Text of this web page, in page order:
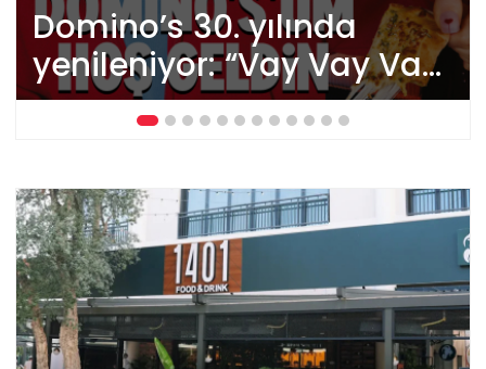
Domino’s 30. yılında
yenileniyor: “Vay Vay Vay
Domino’s’um Hoş Geldin”